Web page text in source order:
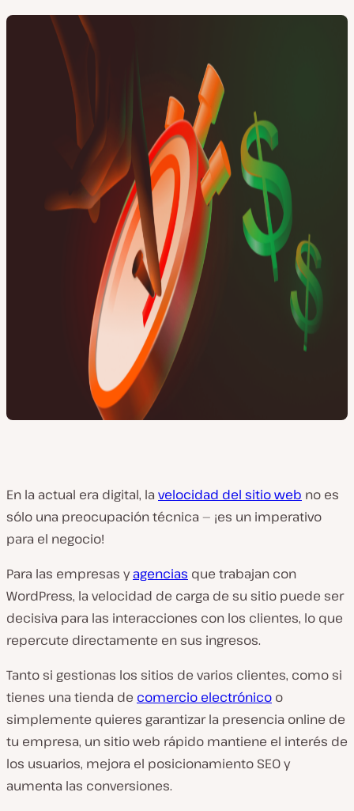
En la actual era digital, la velocidad del sitio web no es
sólo una preocupación técnica — ¡es un imperativo
para el negocio!
Para las empresas yagencias que trabajan con
WordPress, la velocidad de carga de su sitio puede ser
decisiva para las interacciones con los clientes, lo que
repercute directamente en sus ingresos.
Tanto si gestionas los sitios de varios clientes, como si
tienes una tienda de comercio electrónico o
simplemente quieres garantizar la presencia online de
tu empresa, un sitio web rápido mantiene el interés de
los usuarios, mejora el posicionamiento SEO y
aumenta las conversiones.